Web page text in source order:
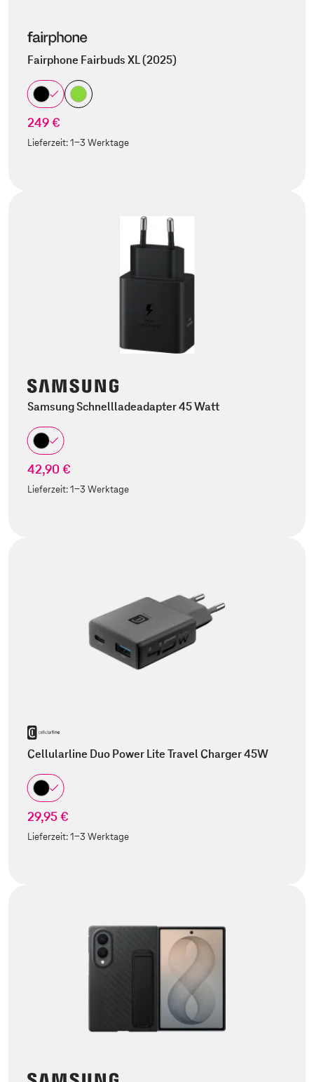
Fairphone Fairbuds XL (2025)
249 €
Lieferzeit:1-3 Werktage
Samsung Schnellladeadapter 45 Watt
42,90 €
Lieferzeit:1-3 Werktage
Cellularline Duo Power Lite Travel Charger 45W
29,95 €
Lieferzeit:1-3 Werktage